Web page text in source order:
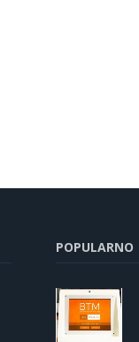
POPULARNO